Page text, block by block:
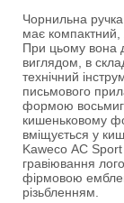
Чорнильна
має компактний,
При цьому вона
виглядом, в
технічний
письмового
формою
кишеньковому
вміщується у
Kaweco AC
гравіювання
фірмовою
різьбленням.